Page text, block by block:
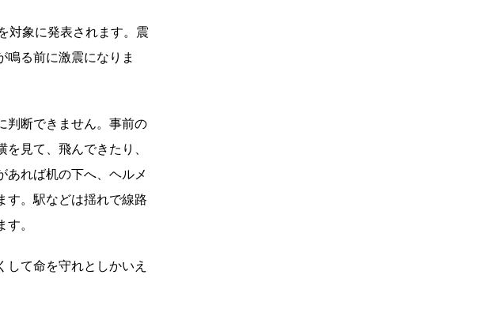
対象に発表されます。震
鳴る前に激震になりま
判断できません。事前の
見て、飛んできたり、
あれば机の下へ、ヘルメ
す。駅などは揺れで線路
。
て命を守れとしかいえ